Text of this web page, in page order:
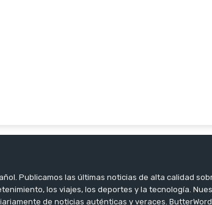
Publicamos las últimas noticias de alta calidad
los viajes, los deportes y la tecnología.
de noticias auténticas y veraces.